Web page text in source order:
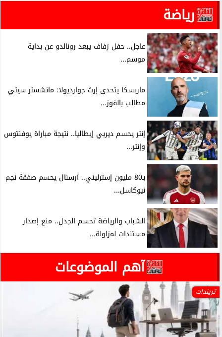
رياضة
عاجل.. حفل زفاف يبعد رونالدو عن بداية
موسم...
ماريسكا يتحدى إرث جوارديولا: مانشستر سيتي
مطالب بالفوز...
إنتر يحسم ديربي إيطاليا.. نتيجة مباراة يوفنتوس
وإنتر...
بـ80 مليون إسترليني.. آرسنال يحسم صفقة نجم
نيوكاسل...
الشباب والرياضة تحسم الجدل.. منع إصدار
مستندات لمزاولة...
آهم الموضوعات
تريندات